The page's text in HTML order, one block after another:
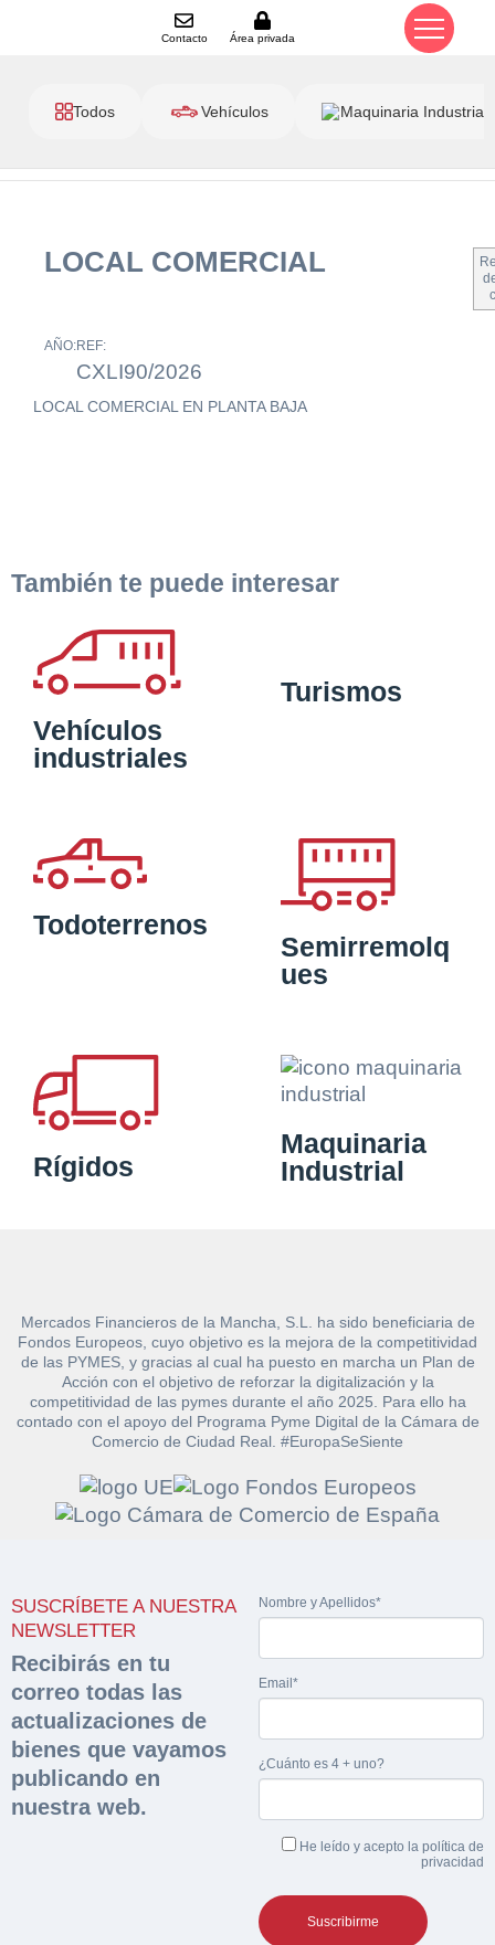
Contacto Área privada
Todos Vehículos Maquinaria Industrial
LOCAL COMERCIAL
AÑO:REF:
CXLI90/2026
LOCAL COMERCIAL EN PLANTA BAJA
También te puede interesar
Vehículos
industriales
Turismos
Todoterrenos
Semirremolq
ues
Rígidos
Maquinaria
Industrial
Mercados Financieros de la Mancha, S.L. ha sido beneficiaria de
Fondos Europeos, cuyo objetivo es la mejora de la competitividad
de las PYMES, y gracias al cual ha puesto en marcha un Plan de
Acción con el objetivo de reforzar la digitalización y la
competitividad de las pymes durante el año 2025. Para ello ha
contado con el apoyo del Programa Pyme Digital de la Cámara de
Comercio de Ciudad Real. #EuropaSeSiente
SUSCRÍBETE A NUESTRA
NEWSLETTER
Recibirás en tu
correo todas las
actualizaciones de
bienes que vayamos
publicando en
nuestra web.
Nombre y Apellidos*
Email*
¿Cuánto es 4 + uno?
He leído y acepto la política de
privacidad
Solicitar
documentación
sobre la peritación
Rellene este formulario y recibirá en su email el
enlace para descargar la documentación
Nombre y Apellidos*
Hacer Oferta
Razón social*
Teléfono*
Nombre y Apellidos*
Sobre Merfinsa
Venta de bienes muebles